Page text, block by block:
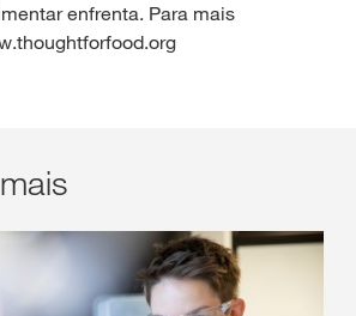
enfrenta. Para mais